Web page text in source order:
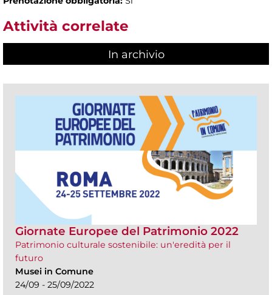
Attività correlate
In archivio
Giornate Europee del Patrimonio 2022
Patrimonio culturale sostenibile: un'eredità per il
futuro
Musei in Comune
24/09 - 25/09/2022